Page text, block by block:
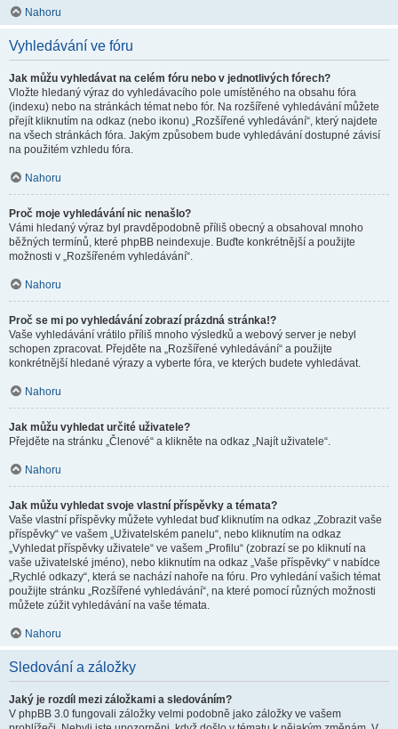
Nahoru
Vyhledávání ve fóru
Jak můžu vyhledávat na celém fóru nebo v jednotlivých fórech?
Vložte hledaný výraz do vyhledávacího pole umístěného na obsahu fóra
(indexu) nebo na stránkách témat nebo fór. Na rozšířené vyhledávání můžete
přejít kliknutím na odkaz (nebo ikonu) „Rozšířené vyhledávání“, který najdete
na všech stránkách fóra. Jakým způsobem bude vyhledávání dostupné závisí
na použitém vzhledu fóra.
Nahoru
Proč moje vyhledávání nic nenašlo?
Vámi hledaný výraz byl pravděpodobně příliš obecný a obsahoval mnoho
běžných termínů, které phpBB neindexuje. Buďte konkrétnější a použijte
možnosti v „Rozšířeném vyhledávání“.
Nahoru
Proč se mi po vyhledávání zobrazí prázdná stránka!?
Vaše vyhledávání vrátilo příliš mnoho výsledků a webový server je nebyl
schopen zpracovat. Přejděte na „Rozšířené vyhledávání“ a použijte
konkrétnější hledané výrazy a vyberte fóra, ve kterých budete vyhledávat.
Nahoru
Jak můžu vyhledat určité uživatele?
Přejděte na stránku „Členové“ a klikněte na odkaz „Najít uživatele“.
Nahoru
Jak můžu vyhledat svoje vlastní příspěvky a témata?
Vaše vlastní příspěvky můžete vyhledat buď kliknutím na odkaz „Zobrazit vaše
příspěvky“ ve vašem „Uživatelském panelu“, nebo kliknutím na odkaz
„Vyhledat příspěvky uživatele“ ve vašem „Profilu“ (zobrazí se po kliknutí na
vaše uživatelské jméno), nebo kliknutím na odkaz „Vaše příspěvky“ v nabídce
„Rychlé odkazy“, která se nachází nahoře na fóru. Pro vyhledání vašich témat
použijte stránku „Rozšířené vyhledávání“, na které pomocí různých možnosti
můžete zúžit vyhledávání na vaše témata.
Nahoru
Sledování a záložky
Jaký je rozdíl mezi záložkami a sledováním?
V phpBB 3.0 fungovali záložky velmi podobně jako záložky ve vašem